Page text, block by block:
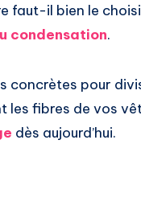
faut-il bien le
condensation.
concrètes pour
fibres de vos
dès aujourd’hui.